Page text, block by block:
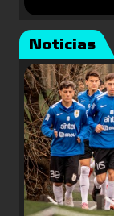
Noticias